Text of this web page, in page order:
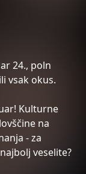
24., poln
vsak okus.
Kulturne
na
- za
veselite?